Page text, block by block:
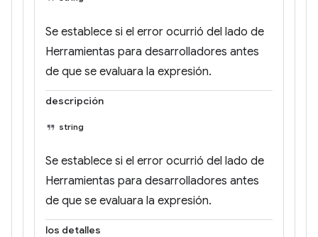
Se establece si el error ocurrió del lado de
Herramientas para desarrolladores antes
de que se evaluara la expresión.
descripción
string
Se establece si el error ocurrió del lado de
Herramientas para desarrolladores antes
de que se evaluara la expresión.
los detalles